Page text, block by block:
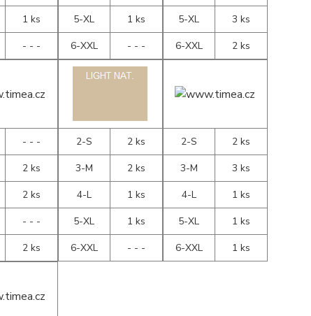
1 ks
- - -
5-XL
1 ks
6-XXL
- - -
5-XL
3 ks
6-XXL
2 ks
- - -
2 ks
2 ks
- - -
2 ks
2-S
2 ks
3-M
2 ks
4-L
1 ks
5-XL
1 ks
6-XXL
- - -
2-S
2 ks
3-M
3 ks
4-L
1 ks
5-XL
1 ks
6-XXL
1 ks